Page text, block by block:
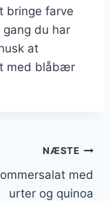
bringe farve
du har
at
med blåbær
NÆSTE
med
urter og quinoa